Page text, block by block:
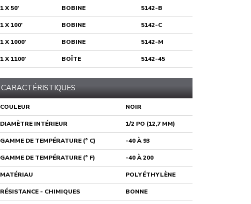
1 X 50' BOBINE 5142-B
1 X 100' BOBINE 5142-C
1 X 1000' BOBINE 5142-M
1 X 1100' BOÎTE 5142-45
CARACTÉRISTIQUES
COULEUR NOIR
DIAMÈTRE INTÉRIEUR 1/2 PO (12,7 MM)
GAMME DE TEMPÉRATURE (° C) -40 À 93
GAMME DE TEMPÉRATURE (° F) -40 À 200
MATÉRIAU POLYÉTHYLÈNE
RÉSISTANCE - CHIMIQUES BONNE